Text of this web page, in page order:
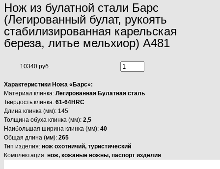
Нож из булатной стали Барс
(Легированный булат, рукоять
стабилизированная карельская
береза, литье мельхиор) A481
10340 руб.
Характеристики Ножа «Барс»:
Материал клинка: Легированная Булатная сталь
Твердость клинка: 61-64HRC
Длина клинка (мм): 145
Толщина обуха клинка (мм): 2,5
Наибольшая ширина клинка (мм): 40
Общая длина (мм): 265
Тип изделия: нож охотничий, туристический
Комплектация: нож, кожаные ножны, паспорт изделия